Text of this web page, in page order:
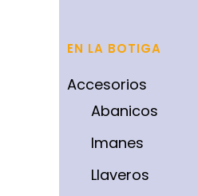
EN LA BOTIGA
Accesorios
Abanicos
Imanes
Llaveros